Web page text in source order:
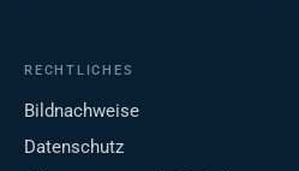
RECHTLICHES
Bildnachweise
Datenschutz